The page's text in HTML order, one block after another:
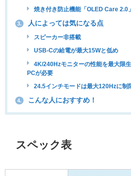
焼き付き防止機能「OLED Care 2.0
3. 人によっては気になる点
スピーカー非搭載
USB-Cの給電が最大15Wと低め
4K/240Hzモニターの性能を最大限
PCが必要
24.5インチモードは最大120Hzに制
4. こんな人におすすめ！
スペック表